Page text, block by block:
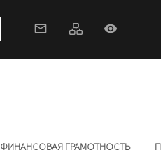
mail_outline visibility
ФИНАНСОВАЯ ГРАМОТНОСТЬ